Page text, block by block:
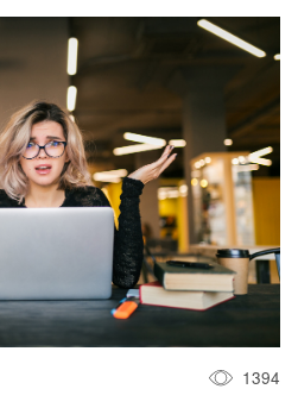
1394